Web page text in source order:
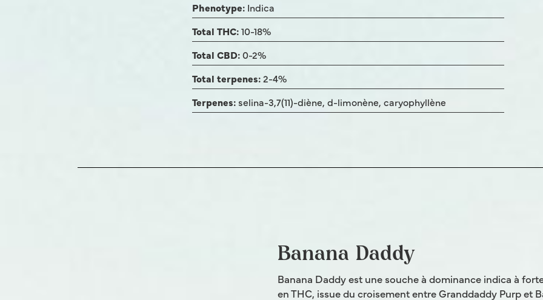
Phenotype: Indica
Total THC:10-18%
Total CBD:0-2%
Total terpenes:2-4%
Terpenes:selina-3,7(11)-diène, d-limonène, caryophyllène
Banana Daddy
Banana Daddy est une souche à dominance indica à
en THC, issue du croisement entre Granddaddy Purp et